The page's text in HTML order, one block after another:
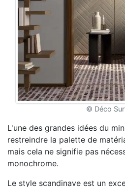
© Déco
L'une des grandes idées du
restreindre la palette de
mais cela ne signifie pas
monochrome.
Le style scandinave est un